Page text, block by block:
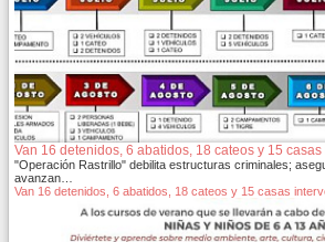
Van 16 detenidos, 6 abatidos, 18 cateos y 15
"Operación Rastrillo" debilita estructuras criminales;
avanzan…
Van 16 detenidos, 6 abatidos, 18 cateos y 15 casas